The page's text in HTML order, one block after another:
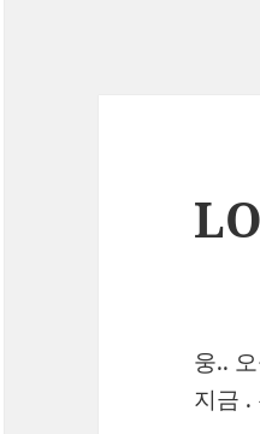
웅..
지금 .